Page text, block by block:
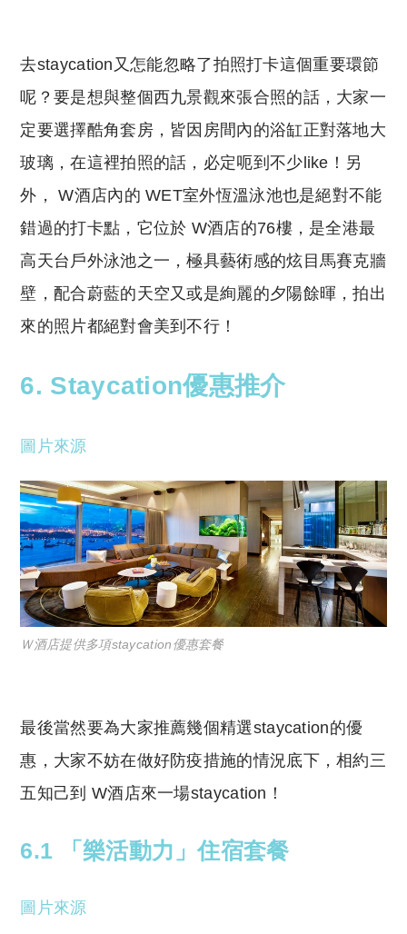
去staycation又怎能忽略了拍照打卡這個重要環節
呢？要是想與整個西九景觀來張合照的話，大家一
定要選擇酷角套房，皆因房間內的浴缸正對落地大
玻璃，在這裡拍照的話，必定呃到不少like！另
外， W酒店內的 WET室外恆溫泳池也是絕對不能
錯過的打卡點，它位於 W酒店的76樓，是全港最
高天台戶外泳池之一，極具藝術感的炫目馬賽克牆
壁，配合蔚藍的天空又或是絢麗的夕陽餘暉，拍出
來的照片都絕對會美到不行！
6. Staycation優惠推介
圖片來源
Ｗ酒店提供多項staycation優惠套餐
最後當然要為大家推薦幾個精選staycation的優
惠，大家不妨在做好防疫措施的情況底下，相約三
五知己到 W酒店來一場staycation！
6.1 「樂活動力」住宿套餐
圖片來源